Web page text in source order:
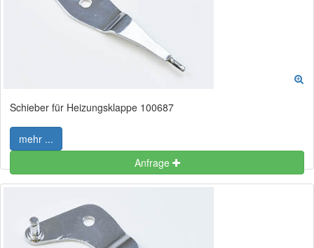
Schieber für Heizungsklappe 100687
mehr ...
Anfrage